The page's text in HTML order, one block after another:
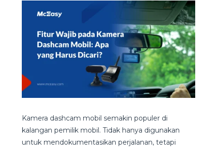
Kamera dashcam mobil semakin populer di
kalangan pemilik mobil. Tidak hanya digunakan
untuk mendokumentasikan perjalanan, tetapi